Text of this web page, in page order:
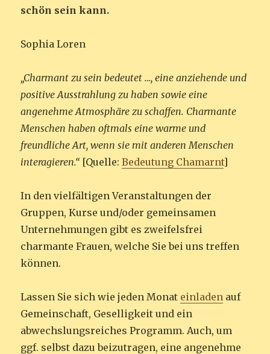
schön sein kann.
Sophia Loren
„Charmant zu sein bedeutet …, eine anziehende und
positive Ausstrahlung zu haben sowie eine
angenehme Atmosphäre zu schaffen. Charmante
Menschen haben oftmals eine warme und
freundliche Art, wenn sie mit anderen Menschen
interagieren.“[Quelle:Bedeutung Chamarnt]
In den vielfältigen Veranstaltungen der
Gruppen, Kurse und/oder gemeinsamen
Unternehmungen gibt es zweifelsfrei
charmante Frauen, welche Sie bei uns treffen
können.
Lassen Sie sich wie jeden Monat einladen auf
Gemeinschaft, Geselligkeit und ein
abwechslungsreiches Programm. Auch, um
ggf. selbst dazu beizutragen, eine angenehme